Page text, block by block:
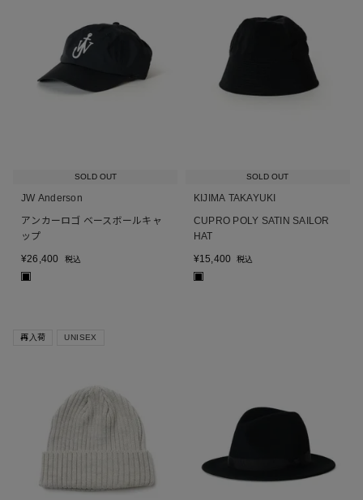
SOLD OUT
JW Anderson
アンカーロゴ ベースボールキャ
ップ
¥26,400 税込
■
SOLD OUT
KIJIMA TAKAYUKI
CUPRO POLY SATIN SAILOR
HAT
¥15,400 税込
■
再入荷 UNISEX